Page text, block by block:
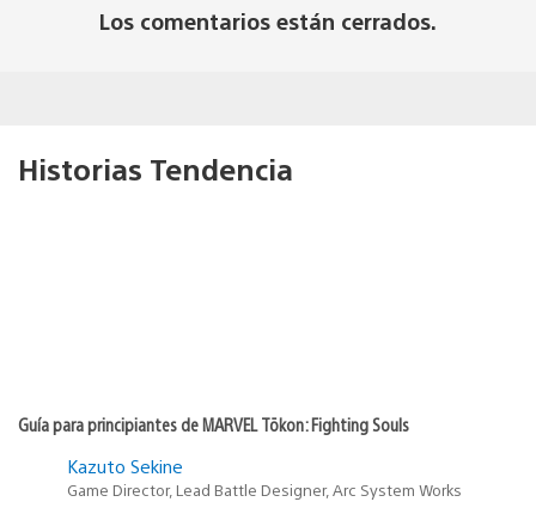
Los comentarios están cerrados.
Historias Tendencia
Guía para principiantes de MARVEL Tōkon: Fighting Souls
Kazuto Sekine
Game Director, Lead Battle Designer, Arc System Works